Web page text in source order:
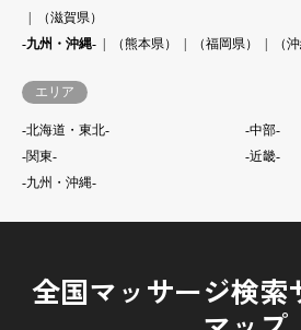
（滋賀県）
-九州・沖縄-
（熊本県） （福岡県） （
エリア
-北海道・東北-
-中部-
-関東-
-近畿-
-九州・沖縄-
全国マッサージ検索